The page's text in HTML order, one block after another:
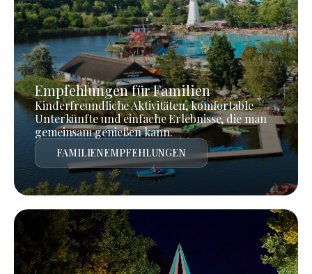
Empfehlungen für Familien
Kinderfreundliche Aktivitäten, komfortable
Unterkünfte und einfache Erlebnisse, die man
gemeinsam genießen kann.
FAMILIENEMPFEHLUNGEN